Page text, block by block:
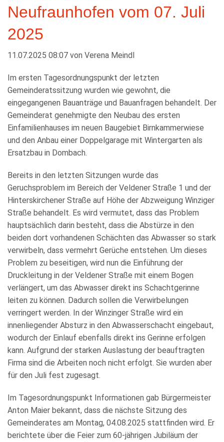
LEBEN+WOHNEN
BILDUNG+SOZIALES
KULTUR+TOURISMUS
WIRTSCHAFT
Neufraunhofen vom 07. Juli
2025
11.07.2025 08:07 von Verena Meindl
Im ersten Tagesordnungspunkt der letzten
Gemeinderatssitzung wurden wie gewohnt, die
eingegangenen Bauanträge und Bauanfragen behandelt. Der
Gemeinderat genehmigte den Neubau des ersten
Einfamilienhauses im neuen Baugebiet Birnkammerwiese
und den Anbau einer Doppelgarage mit Wintergarten als
Ersatzbau in Dombach.
Bereits in den letzten Sitzungen wurde das
Geruchsproblem im Bereich der Veldener Straße 1 und der
Hinterskirchener Straße auf Höhe der Abzweigung Winziger
Straße behandelt. Es wird vermutet, dass das Problem
hauptsächlich darin besteht, dass die Abstürze in den
beiden dort vorhandenen Schächten das Abwasser so stark
verwirbeln, dass vermehrt Gerüche entstehen. Um dieses
Problem zu beseitigen, wird nun die Einführung der
Druckleitung in der Veldener Straße mit einem Bogen
verlängert, um das Abwasser direkt ins Schachtgerinne
leiten zu können. Dadurch sollen die Verwirbelungen
verringert werden. In der Winzinger Straße wird ein
innenliegender Absturz in den Abwasserschacht eingebaut,
wodurch der Einlauf ebenfalls direkt ins Gerinne erfolgen
kann. Aufgrund der starken Auslastung der beauftragten
Firma sind die Arbeiten noch nicht erfolgt. Sie wurden aber
für den Juli fest zugesagt.
Im Tagesordnungspunkt Informationen gab Bürgermeister
Anton Maier bekannt, dass die nächste Sitzung des
Gemeinderates am Montag, 04.08.2025 stattfinden wird. Er
berichtete über die Feier zum 60-jährigen Jubiläum der